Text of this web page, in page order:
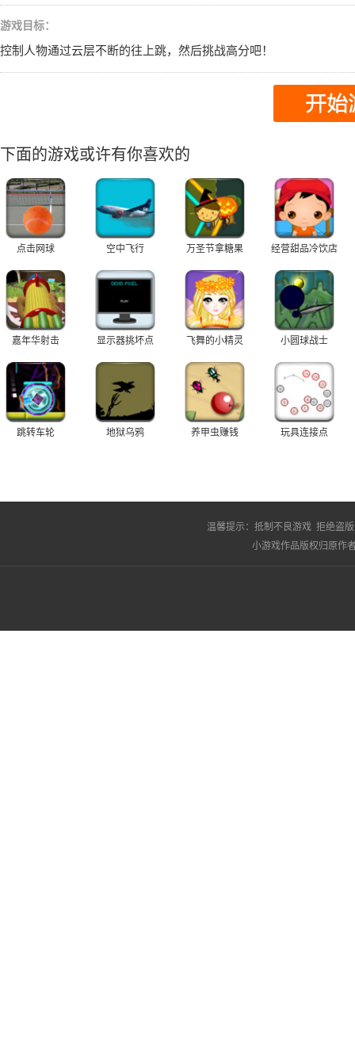
游戏目标：
控制人物通过云层不断的往上跳，然后挑战高分吧！
下面的游戏或许有你喜欢的
点击网球 空中飞行 万圣节拿糖果 经营甜品冷饮店
嘉年华射击 显示器挑坏点 飞舞的小精灵 小圆球战士
跳转车轮 地狱乌鸦 养甲虫赚钱 玩具连接点
温馨提示： 抵制不良游戏 拒绝盗
小游戏作品版权归原作